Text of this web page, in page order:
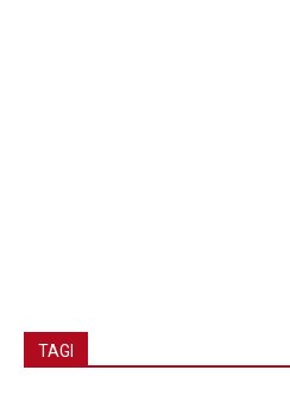
TAGI